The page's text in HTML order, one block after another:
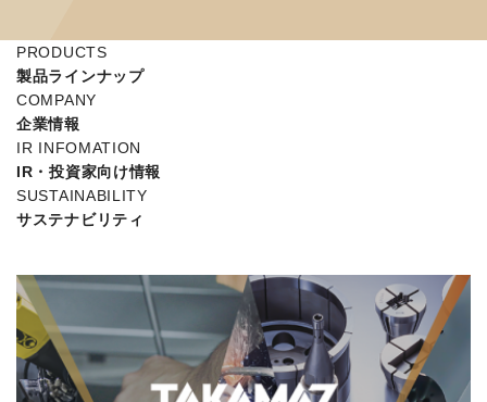
PRODUCTS
製品ラインナップ
COMPANY
企業情報
IR INFOMATION
IR・投資家向け情報
SUSTAINABILITY
サステナビリティ